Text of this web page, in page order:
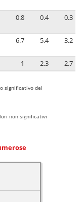
0.8 0.4 0.3
6.7 5.4 3.2
1 2.3 2.7
significativo del
non significativi